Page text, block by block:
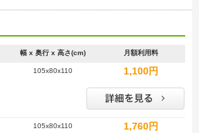
幅 x 奥行 x 高さ(cm) 月額利用料
105x80x110 1,100円
105x80x110 1,760円